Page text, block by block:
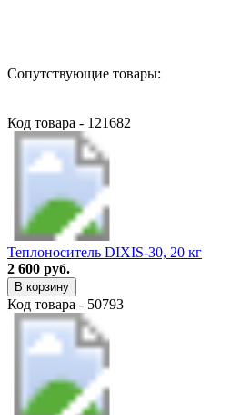
Сопутствующие товары:
Код товара - 121682
Теплоноситель DIXIS-30, 20 кг
2 600 руб.
В корзину
Код товара - 50793